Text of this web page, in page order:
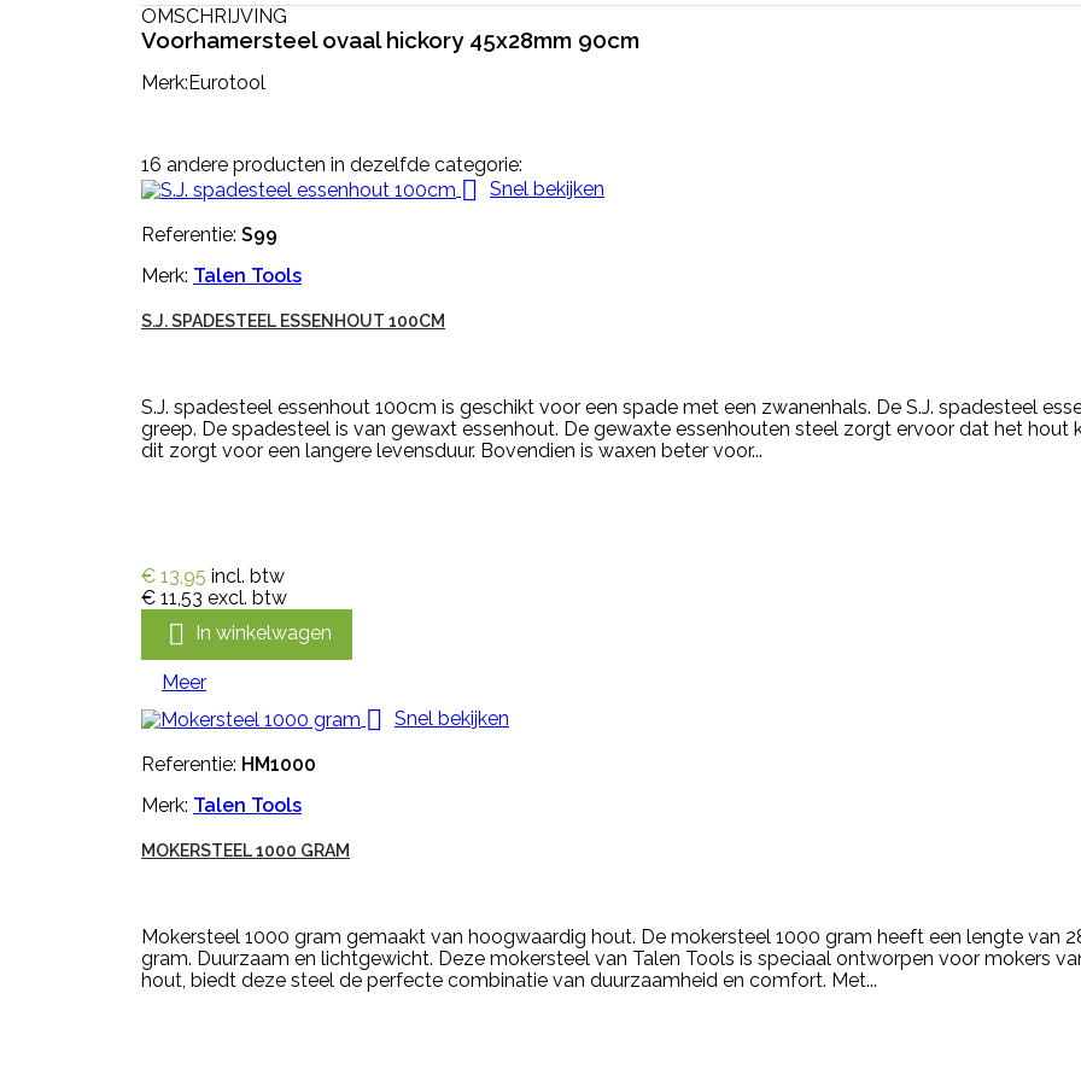
OMSCHRIJVING
Voorhamersteel ovaal hickory 45x28mm 90cm
Merk:Eurotool
16 andere producten in dezelfde categorie:
 Snel bekijken
Referentie: S99
Merk: Talen Tools
S.J. SPADESTEEL ESSENHOUT 100CM
S.J. spadesteel essenhout 100cm is geschikt voor een spade met een zwanenhals. De S.J. spadesteel
greep. De spadesteel is van gewaxt essenhout. De gewaxte essenhouten steel zorgt ervoor dat het hout
dit zorgt voor een langere levensduur. Bovendien is waxen beter voor...
€ 13,95 incl. btw
€ 11,53 excl. btw
 In winkelwagen
Meer
 Snel bekijken
Referentie: HM1000
Merk: Talen Tools
MOKERSTEEL 1000 GRAM
Mokersteel 1000 gram gemaakt van hoogwaardig hout. De mokersteel 1000 gram heeft een lengte van
gram. Duurzaam en lichtgewicht. Deze mokersteel van Talen Tools is speciaal ontworpen voor mokers
hout, biedt deze steel de perfecte combinatie van duurzaamheid en comfort. Met...